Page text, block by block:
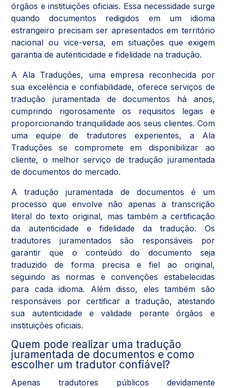
órgãos e instituições oficiais. Essa necessidade surge
quando documentos redigidos em um idioma
estrangeiro precisam ser apresentados em território
nacional ou vice-versa, em situações que exigem
garantia de autenticidade e fidelidade na tradução.
A Ala Traduções, uma empresa reconhecida por
sua excelência e confiabilidade, oferece serviços de
tradução juramentada de documentos há anos,
cumprindo rigorosamente os requisitos legais e
proporcionando tranquilidade aos seus clientes. Com
uma equipe de tradutores experientes, a Ala
Traduções se compromete em disponibilizar ao
cliente, o melhor serviço de tradução juramentada
de documentos do mercado.
A tradução juramentada de documentos é um
processo que envolve não apenas a transcrição
literal do texto original, mas também a certificação
da autenticidade e fidelidade da tradução. Os
tradutores juramentados são responsáveis por
garantir que o conteúdo do documento seja
traduzido de forma precisa e fiel ao original,
seguindo as normas e convenções estabelecidas
para cada idioma. Além disso, eles também são
responsáveis por certificar a tradução, atestando
sua autenticidade e validade perante órgãos e
instituições oficiais.
Quem pode realizar uma tradução
juramentada de documentos e como
escolher um tradutor confiável?
Apenas tradutores públicos devidamente